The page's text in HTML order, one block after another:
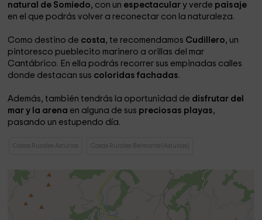
natural de Somiedo, con un espectaculary verde paisaje
en el que podrás volver a reconectar con la naturaleza.
Como destino de costa, te recomendamos Cudillero, un
pintoresco pueblecito marinero a orillas del mar
Cantábrico. En ella podrás recorrer sus empinadas calles
donde destacan sus coloridas fachadas.
Además, también tendrás la oportunidad de disfrutar del
mar y la arena en alguna de sus preciosas playas,
pasando un estupendo día.
Casas Rurales Asturias Casas Rurales Belmonte (Asturias)